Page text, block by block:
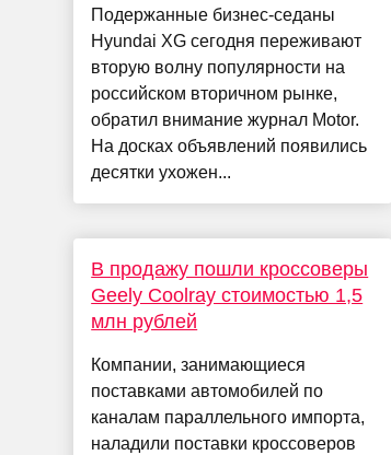
Подержанные бизнес-седаны
Hyundai XG сегодня переживают
вторую волну популярности на
российском вторичном рынке,
обратил внимание журнал Motor.
На досках объявлений появились
десятки ухожен...
В продажу пошли кроссоверы
Geely Coolray стоимостью 1,5
млн рублей
Компании, занимающиеся
поставками автомобилей по
каналам параллельного импорта,
наладили поставки кроссоверов